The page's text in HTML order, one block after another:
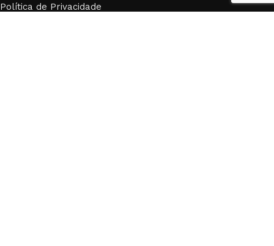
Política de Privacidade